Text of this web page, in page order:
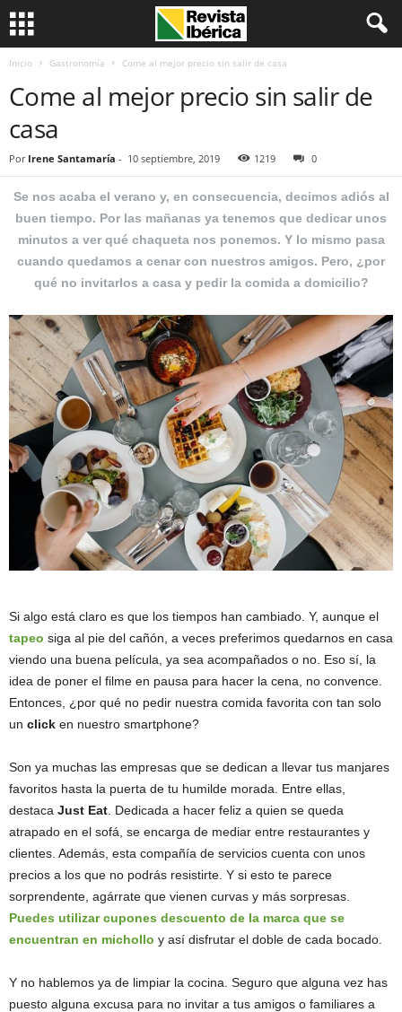
Inicio Gastronomía Come al mejor precio sin salir de casa
Come al mejor precio sin salir de
casa
Por Irene Santamaría - 10 septiembre, 2019 1219 0
Se nos acaba el verano y, en consecuencia, decimos adiós al
buen tiempo. Por las mañanas ya tenemos que dedicar unos
minutos a ver qué chaqueta nos ponemos. Y lo mismo pasa
cuando quedamos a cenar con nuestros amigos. Pero, ¿por
qué no invitarlos a casa y pedir la comida a domicilio?
Si algo está claro es que los tiempos han cambiado. Y, aunque el
tapeo siga al pie del cañón, a veces preferimos quedarnos en casa
viendo una buena película, ya sea acompañados o no. Eso sí, la
idea de poner el filme en pausa para hacer la cena, no convence.
Entonces, ¿por qué no pedir nuestra comida favorita con tan solo
un click en nuestro smartphone?
Son ya muchas las empresas que se dedican a llevar tus manjares
favoritos hasta la puerta de tu humilde morada. Entre ellas,
destaca Just Eat . Dedicada a hacer feliz a quien se queda
atrapado en el sofá, se encarga de mediar entre restaurantes y
clientes. Además, esta compañía de servicios cuenta con unos
precios a los que no podrás resistirte. Y si esto te parece
sorprendente, agárrate que vienen curvas y más sorpresas.
Puedes utilizar cupones descuento de la marca que se
encuentran en michollo y así disfrutar el doble de cada bocado.
Y no hablemos ya de limpiar la cocina. Seguro que alguna vez has
puesto alguna excusa para no invitar a tus amigos o familiares a